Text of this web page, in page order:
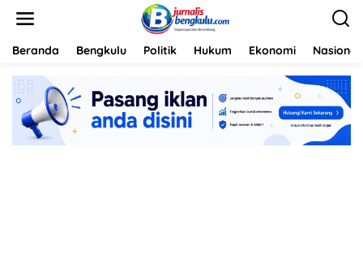
Beranda Bengkulu Politik Hukum Ekonomi Nasional